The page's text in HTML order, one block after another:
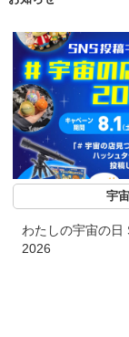
宇
わたしの宇宙の日
2026